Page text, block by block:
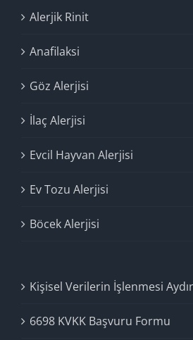
Alerjik Rinit
Anafilaksi
Göz Alerjisi
İlaç Alerjisi
Evcil Hayvan Alerjisi
Ev Tozu Alerjisi
Böcek Alerjisi
Kişisel Verilerin İşlenmesi
6698 KVKK Başvuru Formu